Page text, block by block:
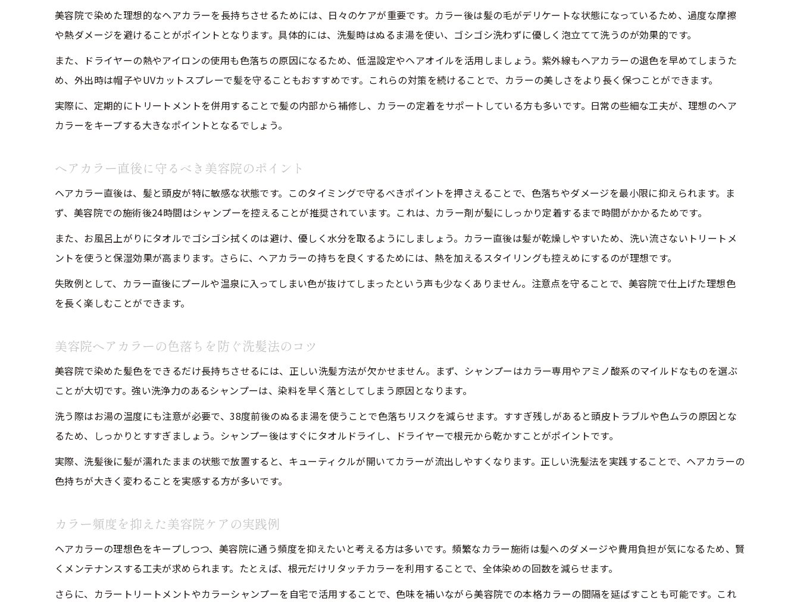
美容院の施術事例を活用したカラー選び術
美容院スタッフとの相談が失敗回避の鍵
頻度を抑えた美容院ヘアケアの実践術
美容院でカラー頻度を減らすコツとケア法
プリン回避のための美容院リタッチ活用術
カラートリートメント活用時の注意点を解説
美容院でのカラートリートメント正しい使い方
美容師が懸念するカラートリートメントの理由
美容院カラーとトリートメント併用の注意点
美容院施術における色ムラ防止の工夫
美容院料金表の見方とコスト比較の極意
美容院で賢くカラー料金を節約する方法
オンライン予約でお得に美容院を活用するコツ
美容院で追加料金を防ぐ注意点を押さえよう
理想の髪色を維持するためのメンテナンス方法
美容院提案のトリートメントで色持ちアップ
美容院アドバイスを活かす髪色維持のコツ
美容院で染めた理想的なヘアカラーを長持ちさせるためには、日々のケアが重要です。カラー後は髪の毛がデリケートな状態になっているため、過度な摩擦
や熱ダメージを避けることがポイントとなります。具体的には、洗髪時はぬるま湯を使い、ゴシゴシ洗わずに優しく泡立てて洗うのが効果的です。
また、ドライヤーの熱やアイロンの使用も色落ちの原因になるため、低温設定やヘアオイルを活用しましょう。紫外線もヘアカラーの退色を早めてしまうた
め、外出時は帽子やUVカットスプレーで髪を守ることもおすすめです。これらの対策を続けることで、カラーの美しさをより長く保つことができます。
実際に、定期的にトリートメントを併用することで髪の内部から補修し、カラーの定着をサポートしている方も多いです。日常の些細な工夫が、理想のヘア
カラーをキープする大きなポイントとなるでしょう。
ヘアカラー直後に守るべき美容院のポイント
ヘアカラー直後は、髪と頭皮が特に敏感な状態です。このタイミングで守るべきポイントを押さえることで、色落ちやダメージを最小限に抑えられます。ま
ず、美容院での施術後24時間はシャンプーを控えることが推奨されています。これは、カラー剤が髪にしっかり定着するまで時間がかかるためです。
また、お風呂上がりにタオルでゴシゴシ拭くのは避け、優しく水分を取るようにしましょう。カラー直後は髪が乾燥しやすいため、洗い流さないトリートメ
ントを使うと保湿効果が高まります。さらに、ヘアカラーの持ちを良くするためには、熱を加えるスタイリングも控えめにするのが理想です。
失敗例として、カラー直後にプールや温泉に入ってしまい色が抜けてしまったという声も少なくありません。注意点を守ることで、美容院で仕上げた理想色
を長く楽しむことができます。
美容院ヘアカラーの色落ちを防ぐ洗髪法のコツ
美容院で染めた髪色をできるだけ長持ちさせるには、正しい洗髪方法が欠かせません。まず、シャンプーはカラー専用やアミノ酸系のマイルドなものを選ぶ
ことが大切です。強い洗浄力のあるシャンプーは、染料を早く落としてしまう原因となります。
洗う際はお湯の温度にも注意が必要で、38度前後のぬるま湯を使うことで色落ちリスクを減らせます。すすぎ残しがあると頭皮トラブルや色ムラの原因とな
るため、しっかりとすすぎましょう。シャンプー後はすぐにタオルドライし、ドライヤーで根元から乾かすことがポイントです。
実際、洗髪後に髪が濡れたままの状態で放置すると、キューティクルが開いてカラーが流出しやすくなります。正しい洗髪法を実践することで、ヘアカラーの
色持ちが大きく変わることを実感する方が多いです。
カラー頻度を抑えた美容院ケアの実践例
ヘアカラーの理想色をキープしつつ、美容院に通う頻度を抑えたいと考える方は多いです。頻繁なカラー施術は髪へのダメージや費用負担が気になるため、賢
くメンテナンスする工夫が求められます。たとえば、根元だけリタッチカラーを利用することで、全体染めの回数を減らせます。
さらに、カラートリートメントやカラーシャンプーを自宅で活用することで、色味を補いながら美容院での本格カラーの間隔を延ばすことも可能です。これ
ご予約はこちら
ご予約はこちら